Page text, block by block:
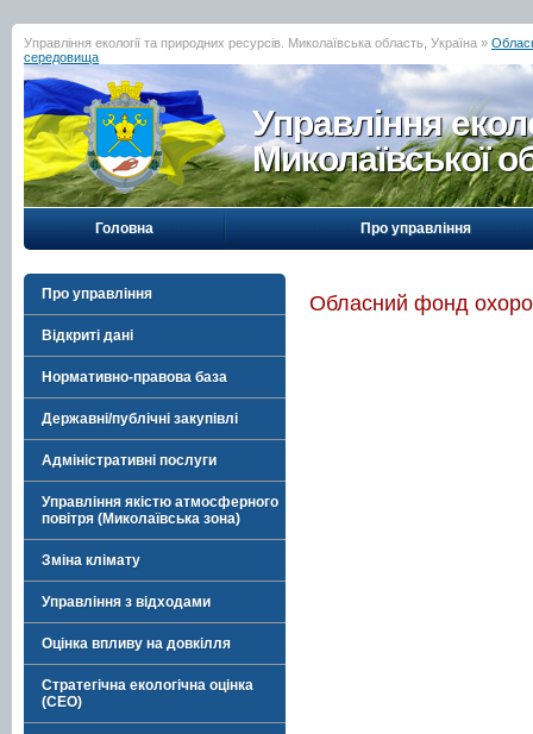
Управління екології та природних ресурсів. Миколаївська область, Україна »
середовища
Управління
Миколаївської
Головна Про управління
Про управління
Відкриті дані
Нормативно-правова база
Державні/публічні закупівлі
Адміністративні послуги
Управління якістю атмосферного
повітря (Миколаївська зона)
Зміна клімату
Управління з відходами
Оцінка впливу на довкілля
Стратегічна екологічна оцінка
(СЕО)
Обласний фонд